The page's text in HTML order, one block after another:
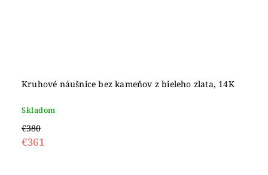
Kruhové náušnice bez kameňov z bieleho zlata, 14K
Skladom
€380
€361